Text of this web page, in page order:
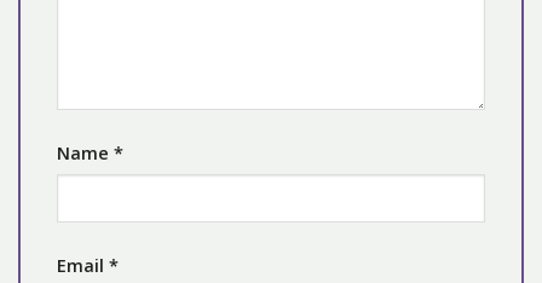
Name *
Email *